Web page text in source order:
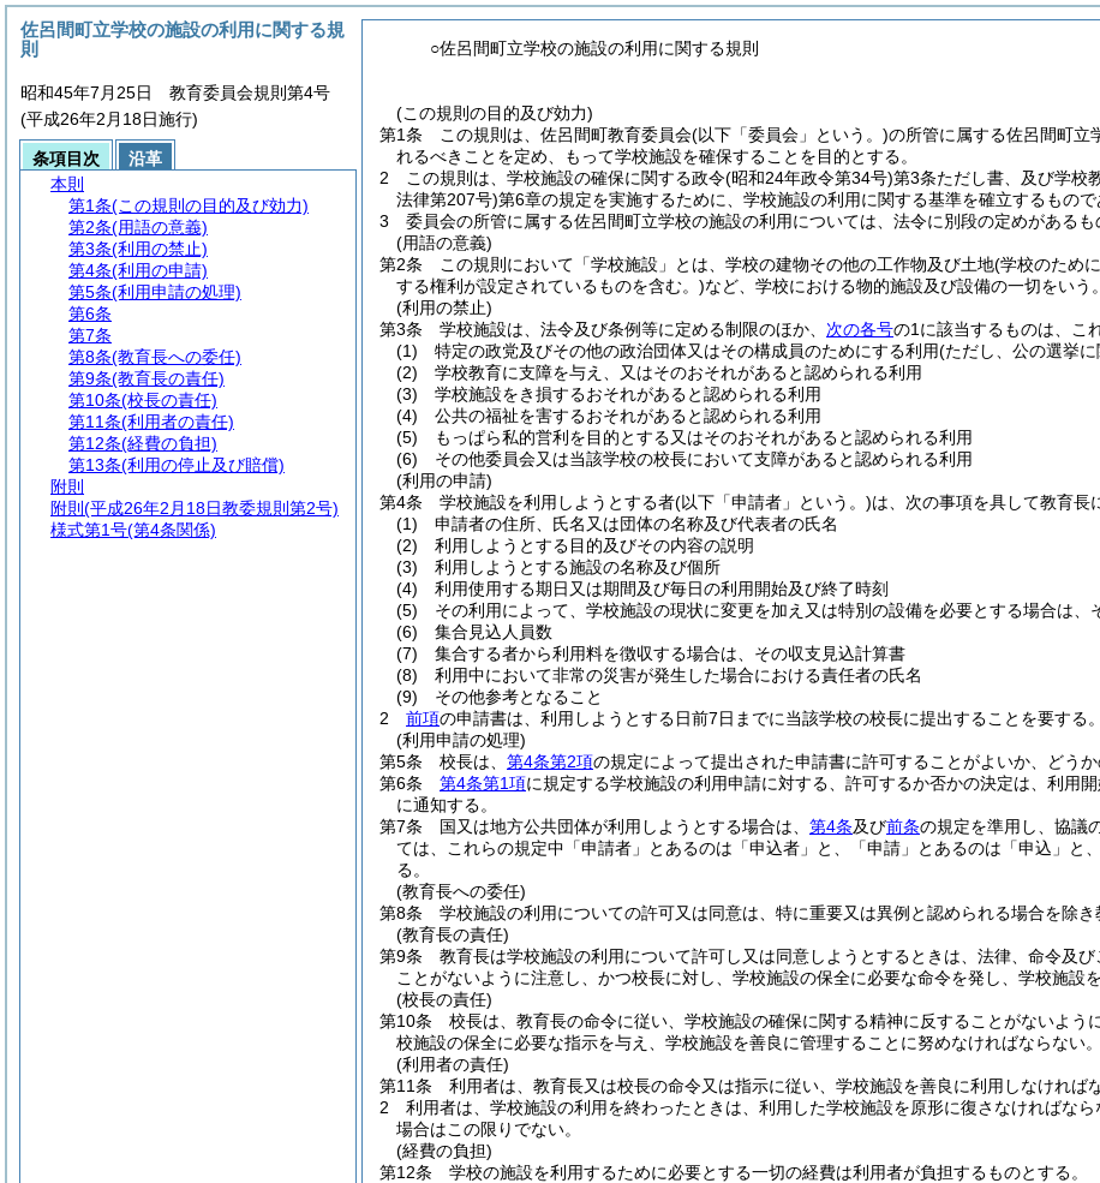
○佐呂間町立学校の施設の利用に関する規則
(この規則の目的及び効力)
第1条
この規則は、佐呂間町教育委員会(以下「委員会」という。)の所管に属する佐呂間町立
れるべきことを定め、もって学校施設を確保することを目的とする。
2
この規則は、学校施設の確保に関する政令(昭和24年政令第34号)第3条ただし書、及び学校
法律第207号)第6章の規定を実施するために、学校施設の利用に関する基準を確立するもので
3
委員会の所管に属する佐呂間町立学校の施設の利用については、法令に別段の定めがあるも
(用語の意義)
第2条
この規則において「学校施設」とは、学校の建物その他の工作物及び土地(学校のため
する権利が設定されているものを含む。)など、学校における物的施設及び設備の一切をいう。
(利用の禁止)
第3条
学校施設は、法令及び条例等に定める制限のほか、 次の各号の1に該当するものは、こ
(1)
特定の政党及びその他の政治団体又はその構成員のためにする利用(ただし、公の選挙
(2)
学校教育に支障を与え、又はそのおそれがあると認められる利用
(3)
学校施設をき損するおそれがあると認められる利用
(4)
公共の福祉を害するおそれがあると認められる利用
(5)
もっぱら私的営利を目的とする又はそのおそれがあると認められる利用
(6)
その他委員会又は当該学校の校長において支障があると認められる利用
(利用の申請)
第4条
学校施設を利用しようとする者(以下「申請者」という。)は、次の事項を具して教育長
(1)
申請者の住所、氏名又は団体の名称及び代表者の氏名
(2)
利用しようとする目的及びその内容の説明
(3)
利用しようとする施設の名称及び個所
(4)
利用使用する期日又は期間及び毎日の利用開始及び終了時刻
(5)
その利用によって、学校施設の現状に変更を加え又は特別の設備を必要とする場合は、
(6)
集合見込人員数
(7)
集合する者から利用料を徴収する場合は、その収支見込計算書
(8)
利用中において非常の災害が発生した場合における責任者の氏名
(9)
その他参考となること
2
前項の申請書は、利用しようとする日前7日までに当該学校の校長に提出することを要する。
(利用申請の処理)
第5条
校長は、 第4条第2項の規定によって提出された申請書に許可することがよいか、どう
第6条
第4条第1項に規定する学校施設の利用申請に対する、許可するか否かの決定は、利用
に通知する。
第7条
国又は地方公共団体が利用しようとする場合は、 第4条及び前条の規定を準用し、協議
ては、これらの規定中「申請者」とあるのは「申込者」と、「申請」とあるのは「申込」と
る。
(教育長への委任)
第8条
学校施設の利用についての許可又は同意は、特に重要又は異例と認められる場合を除き
(教育長の責任)
第9条
教育長は学校施設の利用について許可し又は同意しようとするときは、法律、命令及
ことがないように注意し、かつ校長に対し、学校施設の保全に必要な命令を発し、学校施設
(校長の責任)
第10条
校長は、教育長の命令に従い、学校施設の確保に関する精神に反することがないよ
校施設の保全に必要な指示を与え、学校施設を善良に管理することに努めなければならない。
(利用者の責任)
第11条
利用者は、教育長又は校長の命令又は指示に従い、学校施設を善良に利用しなければ
2
利用者は、学校施設の利用を終わったときは、利用した学校施設を原形に復さなければなら
場合はこの限りでない。
(経費の負担)
第12条
学校の施設を利用するために必要とする一切の経費は利用者が負担するものとする。
佐呂間町立学校の施設の利用に関する規
則
昭和45年7月25日 教育委員会規則第4号
(平成26年2月18日施行)
条項目次
沿革
本則
第1条(この規則の目的及び効力)
第2条(用語の意義)
第3条(利用の禁止)
第4条(利用の申請)
第5条(利用申請の処理)
第6条
第7条
第8条(教育長への委任)
第9条(教育長の責任)
第10条(校長の責任)
第11条(利用者の責任)
第12条(経費の負担)
第13条(利用の停止及び賠償)
附則
附則 (平成26年2月18日教委規則第2号)
様式第1号(第4条関係)